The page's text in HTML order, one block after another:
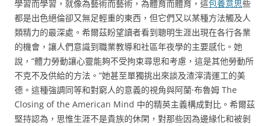
學習而學習，就像為藝術而藝術，為體育而體育，這包養意思些
都是出色絕倫卻又無足輕重的東西，但它們又以某種方法觸及人
類精力的最深處。希爾茲盼望讀者看到聰明生涯出現在各行各業
的機會，讓人們意識到職業教導和社區年夜學的主要感化。她
說，“體力勞動讓心靈能夠不受拘束尋思和考慮，這是其他勞動所
不克不及供給的方法。”她甚至單獨挑出來談及渣滓清運工的美
德。這種強調同等和對窮人的意義的視角與阿蘭·布魯姆 The
Closing of the American Mind 中的精英主義構成對比。希爾茲
堅持認為，思惟生涯不是貴族的休閑，對那些因為邊緣化和被剝